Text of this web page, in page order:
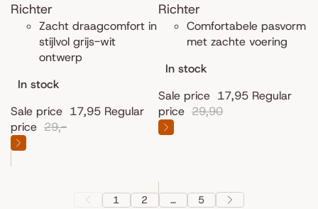
Richter
Zacht draagcomfort in
stijlvol grijs-wit
ontwerp
In stock
Sale price 17,95 Regular
price 29,-
Richter
Comfortabele pasvorm
met zachte voering
In stock
Sale price 17,95 Regular
price 29,90
1 2 … 5